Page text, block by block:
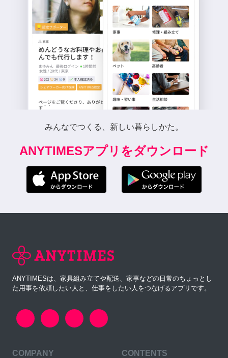
みんなでつくる、新しい暮らしかた。
ANYTIMESアプリをダウンロード
ANYTIMESは、家具組み立てや配送、家事などの日常のちょっとし
た用事を依頼したい人と、仕事をしたい人をつなげるアプリです。
COMPANY CONTENTS